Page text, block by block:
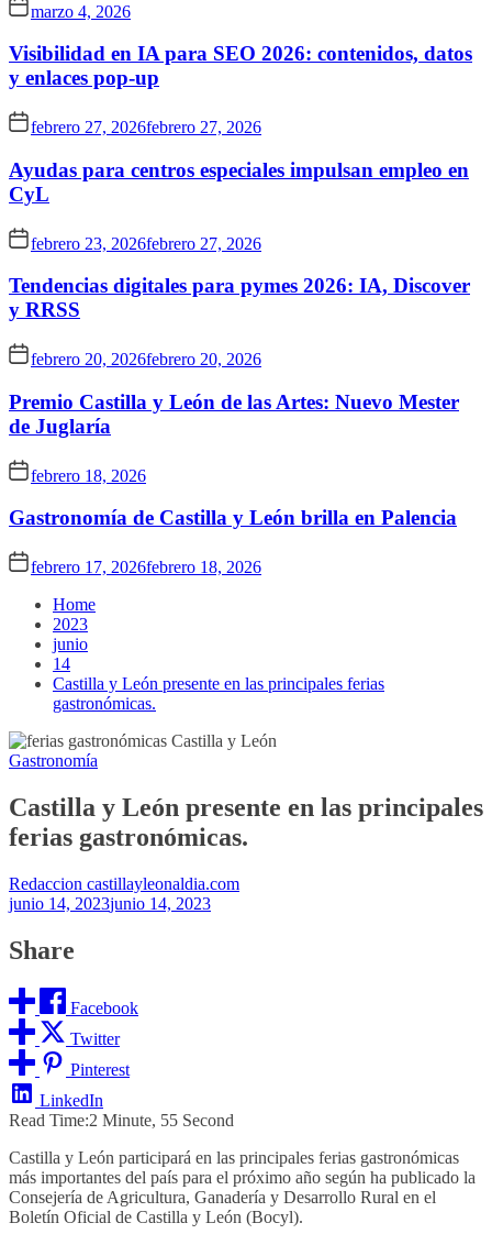
marzo 4, 2026
Visibilidad en IA para SEO 2026: contenidos, datos
y enlaces pop-up
febrero 27, 2026febrero 27, 2026
Ayudas para centros especiales impulsan empleo en
CyL
febrero 23, 2026febrero 27, 2026
Tendencias digitales para pymes 2026: IA, Discover
y RRSS
febrero 20, 2026febrero 20, 2026
Premio Castilla y León de las Artes: Nuevo Mester
de Juglaría
febrero 18, 2026
Gastronomía de Castilla y León brilla en Palencia
febrero 17, 2026febrero 18, 2026
Home
2023
junio
14
Castilla y León presente en las principales ferias
gastronómicas.
Gastronomía
Castilla y León presente en las principales
ferias gastronómicas.
Redaccion castillayleonaldia.com
junio 14, 2023junio 14, 2023
Share
Facebook
Twitter
Pinterest
LinkedIn
Read Time:2 Minute, 55 Second
Castilla y León participará en las principales ferias gastronómicas
más importantes del país para el próximo año según ha publicado la
Consejería de Agricultura, Ganadería y Desarrollo Rural en el
Boletín Oficial de Castilla y León (Bocyl).